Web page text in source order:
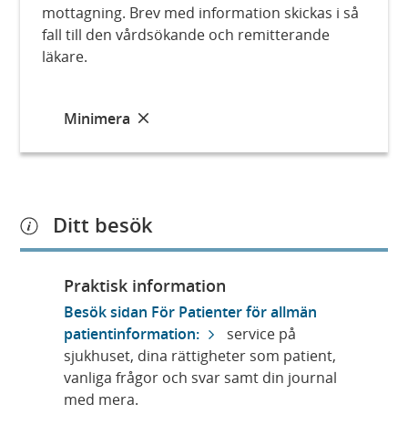
mottagning. Brev med information skickas i så
fall till den vårdsökande och remitterande
läkare.
Minimera
Ditt besök
Praktisk information
Besök sidan För Patienter för allmän
patientinformation:
service på
sjukhuset, dina rättigheter som patient,
vanliga frågor och svar samt din journal
med mera.